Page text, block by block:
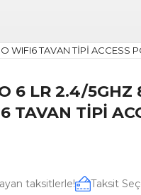
WIFI6 TAVAN TİPİ ACCESS
6 LR 2.4/5GHZ
TAVAN TİPİ
taksitlerle! Taksit